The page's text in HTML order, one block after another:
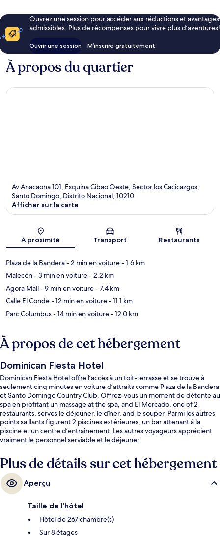
Ouvrez une session pour accéder aux réductions et avantages
admissibles. Plus de récompenses pour vivre plus d’aventures!
Ouvrir une session M’inscrire gratuitement
À propos du quartier
Av Anacaona 101, Esquina Cibao Oeste, Sector los Cacicazgos,
Santo Domingo, Distrito Nacional, 10210
Afficher sur la carte
À proximité Transport Restaurants
Plaza de la Bandera- 2 min en voiture- 1.6 km
Malecón- 3 min en voiture- 2.2 km
Agora Mall- 9 min en voiture- 7.4 km
Calle El Conde- 12 min en voiture- 11.1 km
Parc Columbus- 14 min en voiture- 12.0 km
À propos de cet hébergement
Dominican Fiesta Hotel
Dominican Fiesta Hotel offre l’accès à un toit-terrasse et se trouve à
seulement cinq minutes en voiture d’attraits comme Plaza de la Bandera
et Santo Domingo Country Club. Offrez-vous un moment de détente au
spa en profitant un massage at the spa, and El Mercado, one of 2
restaurants, serves le déjeuner, le dîner, and le souper. Parmi les autres
points saillants figurent 2 piscines extérieures, un bar attenant à la
piscine et un centre d’entraînement. Les autres voyageurs apprécient
vraiment le personnel serviable et le déjeuner.
Plus de détails sur cet hébergement
Aperçu
Taille de l’hôtel
Hôtel de 267 chambre(s)
Sur 8 étages